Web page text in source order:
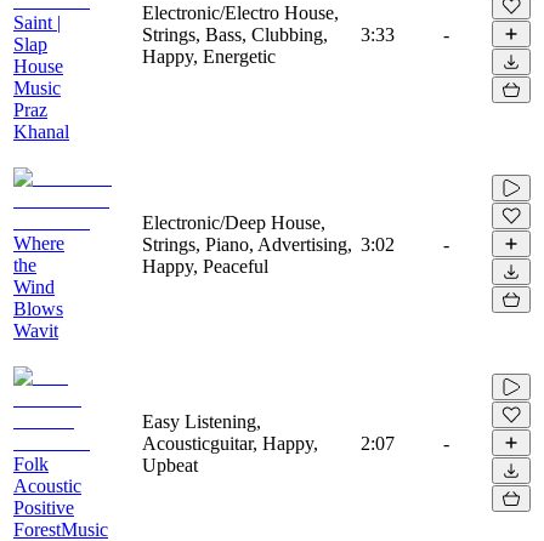
Saint |
Slap
House
Music
Praz
Khanal
Electronic/Electro House,
Strings, Bass, Clubbing,
Happy, Energetic
3:33 -
Where
the
Wind
Blows
Wavit
Electronic/Deep House,
Strings, Piano, Advertising,
Happy, Peaceful
3:02 -
Folk
Acoustic
Positive
ForestMusic
Easy Listening,
Acousticguitar, Happy,
Upbeat
2:07 -